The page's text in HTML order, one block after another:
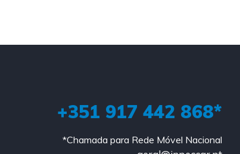
+351 917 442 868*
*Chamada para Rede Móvel Nacional